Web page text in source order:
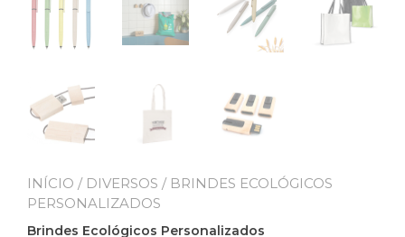
INÍCIO / DIVERSOS / BRINDES ECOLÓGICOS
PERSONALIZADOS
Brindes Ecológicos Personalizados